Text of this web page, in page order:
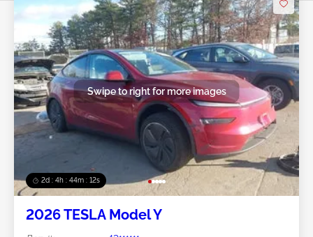
2d : 4h : 44m : 09s
Swipe to right for more images
2026 TESLA Model Y